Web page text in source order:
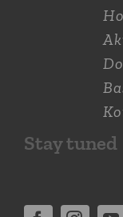
Stay tuned